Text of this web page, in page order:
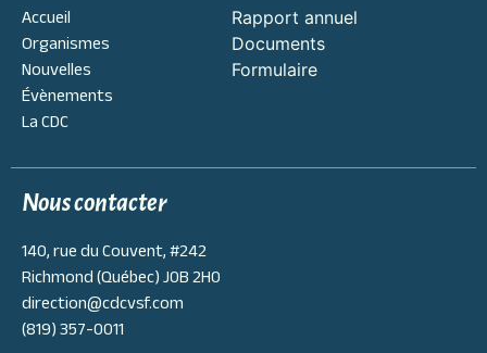
Accueil
Organismes
Nouvelles
Évènements
La CDC
Rapport annuel
Documents
Formulaire
Nous contacter
140, rue du Couvent, #242
Richmond (Québec) J0B 2H0
direction@cdcvsf.com
(819) 357-0011